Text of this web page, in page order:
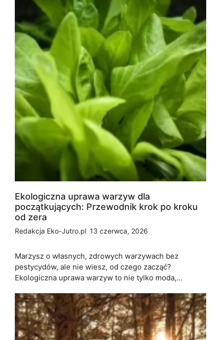
Ekologiczna uprawa warzyw dla
początkujących: Przewodnik krok po kroku
od zera
Redakcja Eko-Jutro.pl 13 czerwca, 2026
Marzysz o własnych, zdrowych warzywach bez
pestycydów, ale nie wiesz, od czego zacząć?
Ekologiczna uprawa warzyw to nie tylko moda,…